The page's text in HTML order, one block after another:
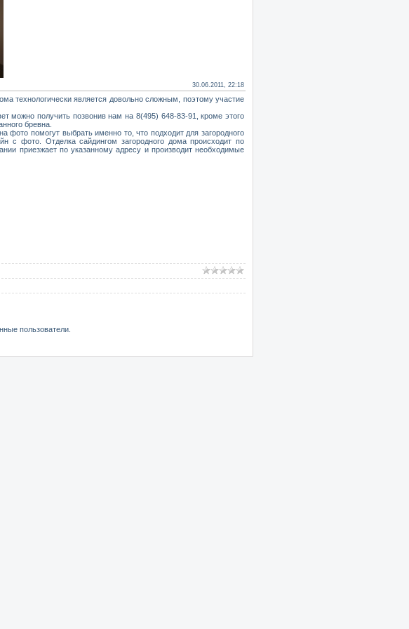
30.06.2011, 22:18
технологически является довольно сложным, поэтому участие
можно получить позвонив нам на 8(495) 648-83-91, кроме этого
бревна.
фото помогут выбрать именно то, что подходит для загородного
с фото. Отделка сайдингом загородного дома происходит по
приезжает по указанному адресу и производит необходимые
пользователи.